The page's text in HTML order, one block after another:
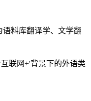
语料库翻译学、文学翻
联网+'背景下的外语类